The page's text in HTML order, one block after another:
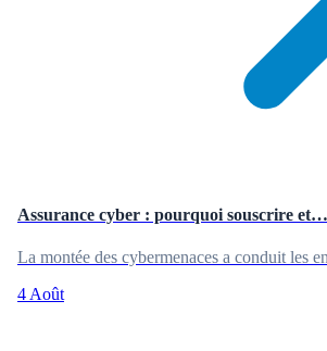
Assurance cyber : pourquoi souscrire et…
La montée des cybermenaces a conduit les
4 Août